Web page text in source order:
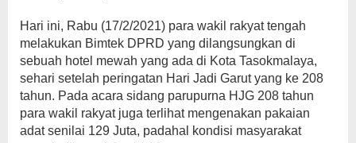
Hari ini, Rabu (17/2/2021) para wakil rakyat tengah
melakukan Bimtek DPRD yang dilangsungkan di
sebuah hotel mewah yang ada di Kota Tasokmalaya,
sehari setelah peringatan Hari Jadi Garut yang ke 208
tahun. Pada acara sidang parupurna HJG 208 tahun
para wakil rakyat juga terlihat mengenakan pakaian
adat senilai 129 Juta, padahal kondisi masyarakat